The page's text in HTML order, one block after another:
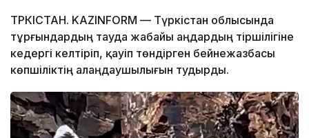
ТҮРКІСТАН. KAZINFORM — Түркістан облысында
тұрғындардың тауда жабайы аңдардың тіршілігіне
кедергі келтіріп, қауіп төндірген бейнежазбасы
көпшіліктің алаңдаушылығын тудырды.